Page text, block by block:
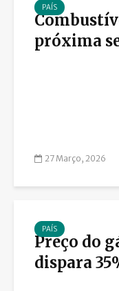
PAÍS
próxima
27 Março, 2026
PAÍS
Preço do
dispara